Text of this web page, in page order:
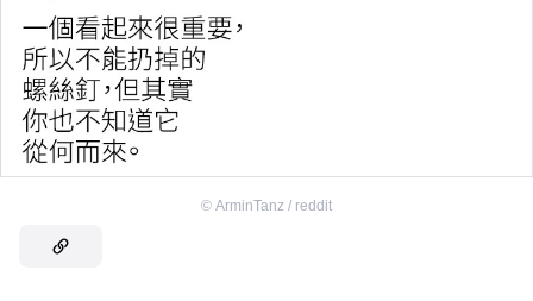
© ArminTanz / reddit